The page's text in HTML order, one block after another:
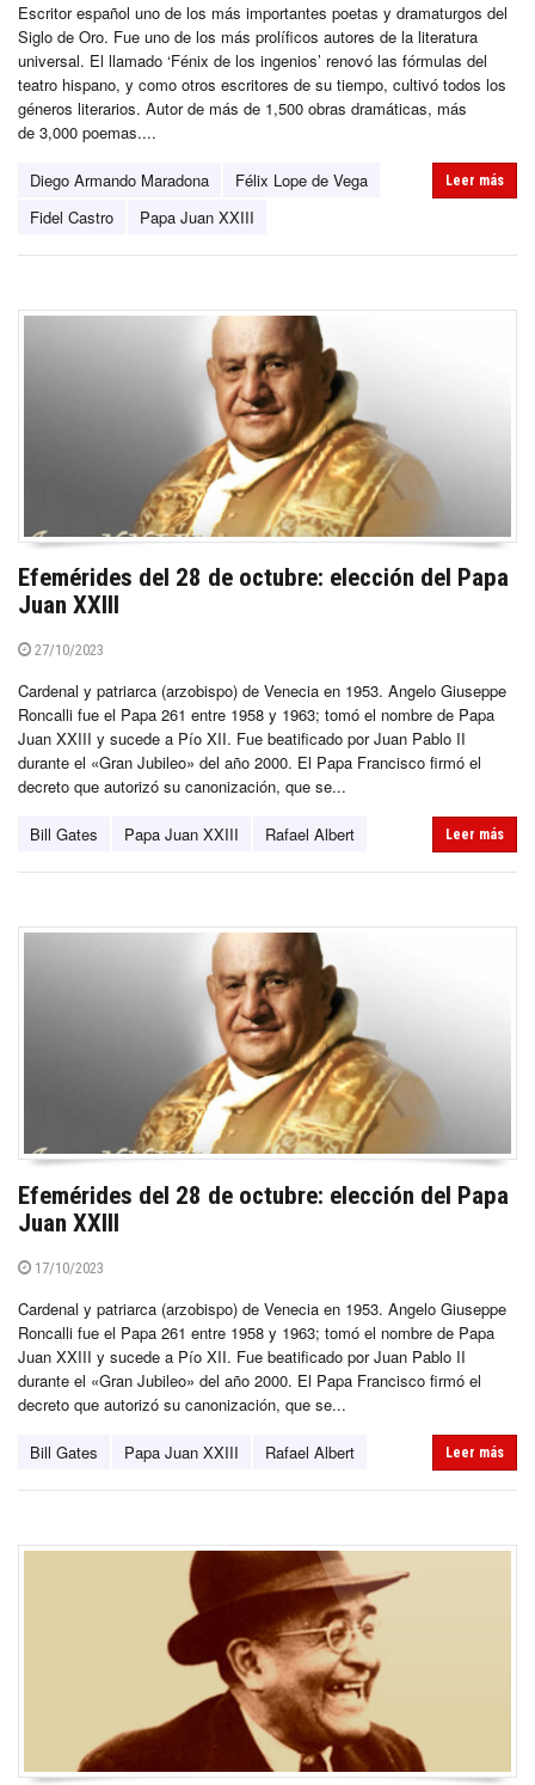
Escritor español uno de los más importantes poetas y dramaturgos del
Siglo de Oro. Fue uno de los más prolíficos autores de la literatura
universal. El llamado ‘Fénix de los ingenios’ renovó las fórmulas del
teatro hispano, y como otros escritores de su tiempo, cultivó todos los
géneros literarios. Autor de más de 1,500 obras dramáticas, más
de 3,000 poemas....
Diego Armando Maradona
Félix Lope de Vega
Fidel Castro
Papa Juan XXIII
Leer más
Efemérides del 28 de octubre: elección del Papa
Juan XXIII
27/10/2023
Cardenal y patriarca (arzobispo) de Venecia en 1953. Angelo Giuseppe
Roncalli fue el Papa 261 entre 1958 y 1963; tomó el nombre de Papa
Juan XXIII y sucede a Pío XII. Fue beatificado por Juan Pablo II
durante el «Gran Jubileo» del año 2000. El Papa Francisco firmó el
decreto que autorizó su canonización, que se...
Bill Gates Papa Juan XXIII Rafael Albert Leer más
Efemérides del 28 de octubre: elección del Papa
Juan XXIII
17/10/2023
Cardenal y patriarca (arzobispo) de Venecia en 1953. Angelo Giuseppe
Roncalli fue el Papa 261 entre 1958 y 1963; tomó el nombre de Papa
Juan XXIII y sucede a Pío XII. Fue beatificado por Juan Pablo II
durante el «Gran Jubileo» del año 2000. El Papa Francisco firmó el
decreto que autorizó su canonización, que se...
Bill Gates Papa Juan XXIII Rafael Albert Leer más